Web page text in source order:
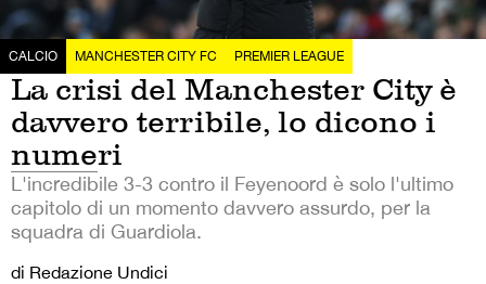
CALCIO MANCHESTER CITY FC PREMIER LEAGUE
La crisi del Manchester City è
davvero terribile, lo dicono i
numeri
L'incredibile 3-3 contro il Feyenoord è solo l'ultimo
capitolo di un momento davvero assurdo, per la
squadra di Guardiola.
di Redazione Undici